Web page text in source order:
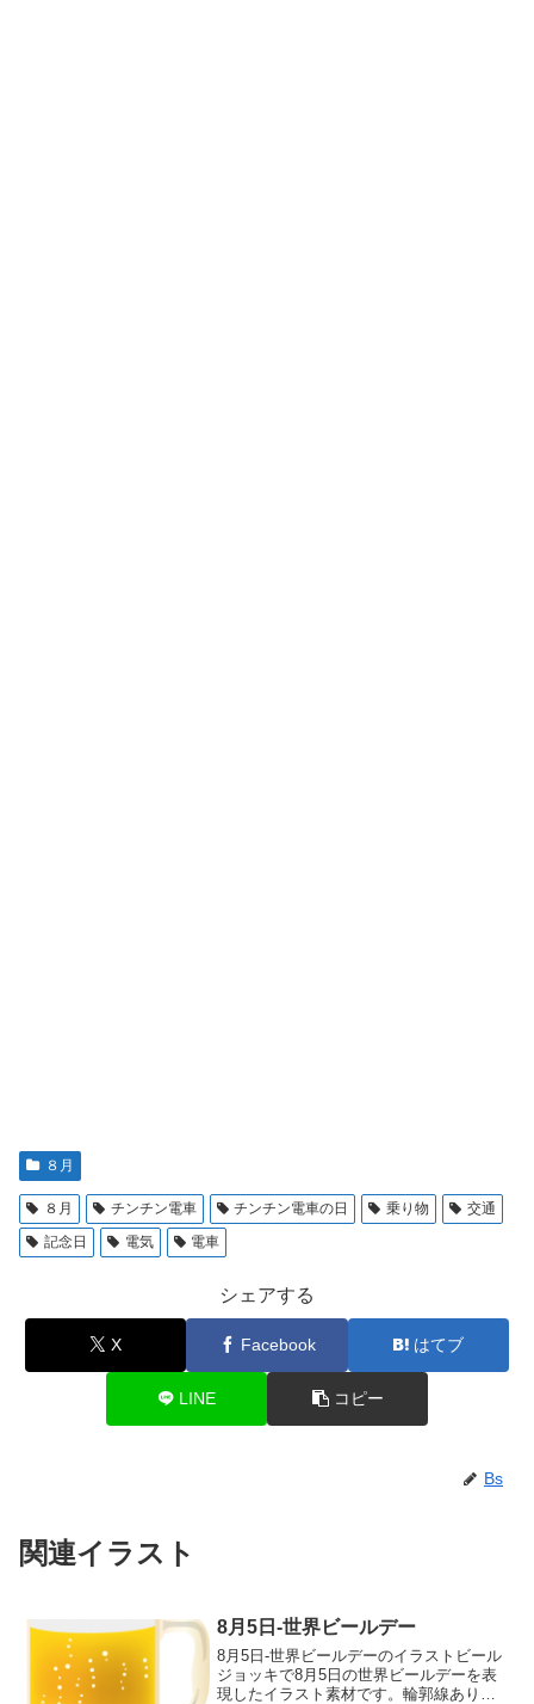
８月
８月 チンチン電車 チンチン電車の日 乗り物
交通
記念日
電気 電車
シェアする
X Facebook はてブ
LINE コピー
Bs
関連イラスト
8月5日-世界ビールデー
8月5日-世界ビールデーのイラストビール
ジョッキで8月5日の世界ビールデーを表
現したイラスト素材です。輪郭線ありカ